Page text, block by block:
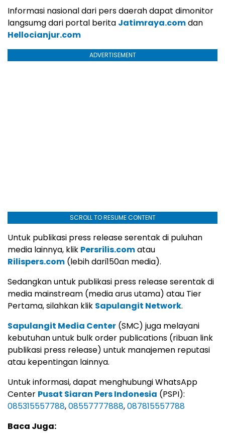
Informasi nasional dari pers daerah dapat dimonitor
langsumg dari portal berita Jatimraya.comdan
Hellocianjur.com
ADVERTISEMENT
SCROLL TO RESUME CONTENT
Untuk publikasi press release serentak di puluhan
media lainnya, klik Persrilis.comatau
Rilispers.com (lebih dari150an media).
Sedangkan untuk publikasi press release serentak di
media mainstream (media arus utama) atau Tier
Pertama, silahkan klik Sapulangit Network.
Sapulangit Media Center (SMC) juga melayani
kebutuhan untuk bulk order publications (ribuan link
publikasi press release) untuk manajemen reputasi
atau kepentingan lainnya.
Untuk informasi, dapat menghubungi WhatsApp
Center Pusat Siaran Pers Indonesia (PSPI):
085315557788,08557777888,087815557788
Baca Juga: